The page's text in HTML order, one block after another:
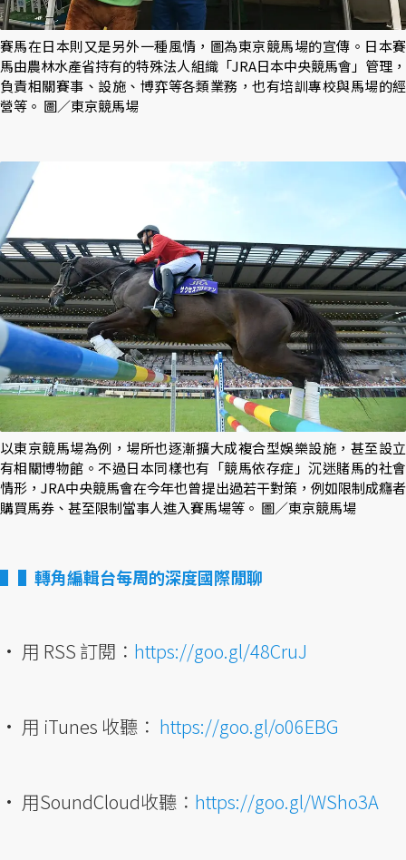
賽馬在日本則又是另外一種風情，圖為東京競馬場的宣傳。日本賽
馬由農林水產省持有的特殊法人組織「JRA日本中央競馬會」管理，
負責相關賽事、設施、博弈等各類業務，也有培訓專校與馬場的經
營等。 圖／東京競馬場
以東京競馬場為例，場所也逐漸擴大成複合型娛樂設施，甚至設立
有相關博物館。不過日本同樣也有「競馬依存症」沉迷賭馬的社會
情形，JRA中央競馬會在今年也曾提出過若干對策，例如限制成癮者
購買馬券、甚至限制當事人進入賽馬場等。 圖／東京競馬場
▌轉角編輯台每周的深度國際閒聊
• 用 RSS 訂閱： https://goo.gl/48CruJ
• 用 iTunes 收聽： https://goo.gl/o06EBG
• 用SoundCloud收聽： https://goo.gl/WSho3A